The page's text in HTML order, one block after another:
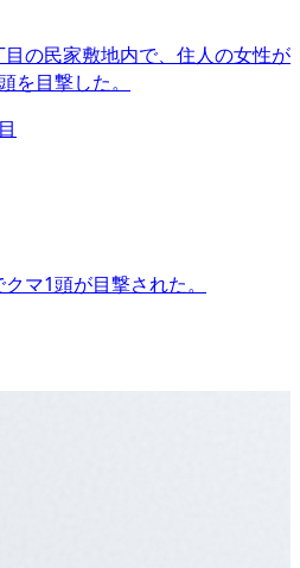
の民家敷地内で、住人の女性が
を目撃した。
マ1頭が目撃された。